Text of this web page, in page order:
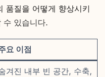
품질을 어떻게 향상시키
수 있습니다.
요 이점
겨진 내부 빈 공간, 수축,